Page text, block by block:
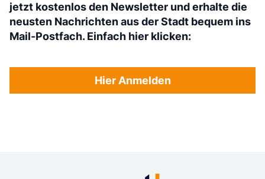
jetzt kostenlos den Newsletter und erhalte die
neusten Nachrichten aus der Stadt bequem ins
Mail-Postfach. Einfach hier klicken:
Hier Anmelden